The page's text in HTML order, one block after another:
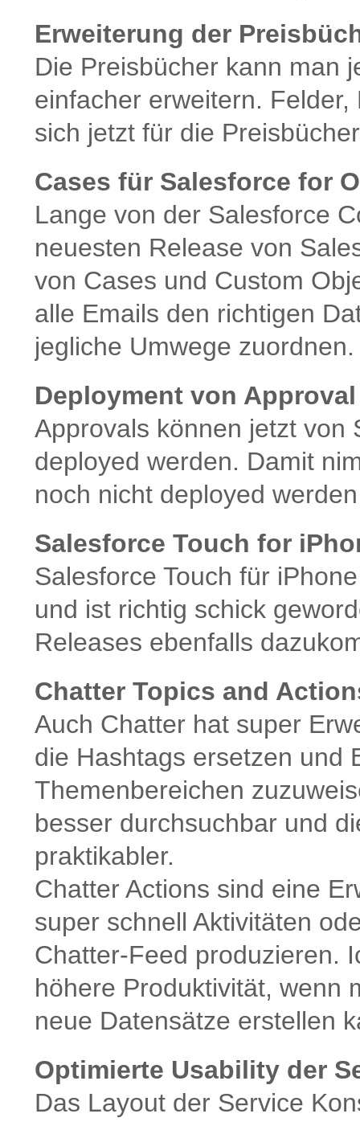
Erweiterung der
Die Preisbücher kann man
einfacher erweitern.
sich jetzt für die
Cases für Salesforce for
Lange von der Salesforce
neuesten Release von
von Cases und Custom
alle Emails den richtigen
jegliche Umwege zuordnen.
Deployment von
Approvals können jetzt von
deployed werden. Damit
noch nicht deployed
Salesforce Touch for
Salesforce Touch für
und ist richtig schick
Releases ebenfalls
Chatter Topics and
Auch Chatter hat super
die Hashtags ersetzen und
Themenbereichen
besser durchsuchbar und
praktikabler.
Chatter Actions sind eine
super schnell Aktivitäten
Chatter-Feed produzieren.
höhere Produktivität, wenn
neue Datensätze erstellen
Optimierte Usability der
Das Layout der Service